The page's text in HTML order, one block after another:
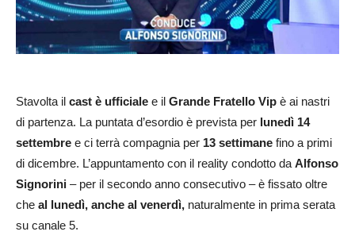
Stavolta il cast è ufficiale e il Grande Fratello Vip è ai nastri
di partenza. La puntata d’esordio è prevista per lunedì 14
settembre e ci terrà compagnia per 13 settimane fino a primi
di dicembre. L’appuntamento con il reality condotto da Alfonso
Signorini – per il secondo anno consecutivo – è fissato oltre
che al lunedì, anche al venerdì, naturalmente in prima serata
su canale 5.